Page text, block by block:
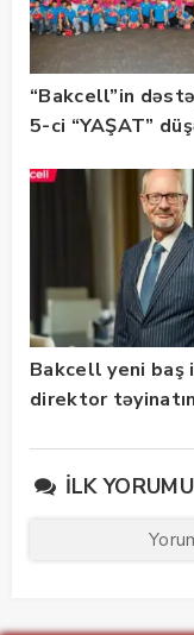
“Bakcell”in
5-ci “YAŞAT”
Bakcell yeni baş
direktor
İLK